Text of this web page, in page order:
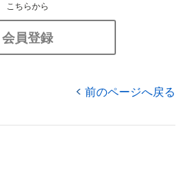
こちらから
会員登録
前のページへ戻る